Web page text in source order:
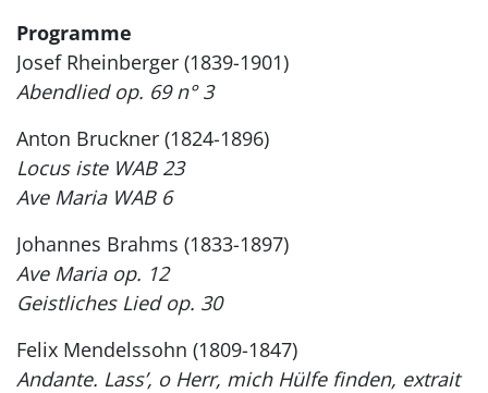
Programme
Josef Rheinberger (1839-1901)
Abendlied op. 69 n° 3
Anton Bruckner (1824-1896)
Locus iste WAB 23
Ave Maria WAB 6
Johannes Brahms (1833-1897)
Ave Maria op. 12
Geistliches Lied op. 30
Felix Mendelssohn (1809-1847)
Andante. Lass’, o Herr, mich Hülfe finden, extrait